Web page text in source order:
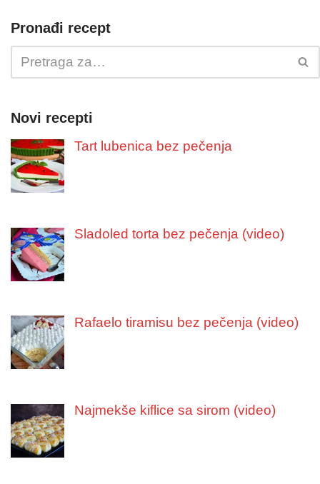
Pronađi recept
Novi recepti
Tart lubenica bez pečenja
Sladoled torta bez pečenja (video)
Rafaelo tiramisu bez pečenja (video)
Najmekše kiflice sa sirom (video)